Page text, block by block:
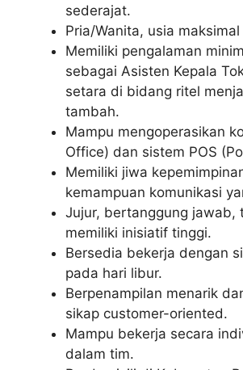
sederajat.
Pria/Wanita, usia
Memiliki pengalaman
sebagai Asisten Kepala
setara di bidang ritel
tambah.
Mampu mengoperasikan
Office) dan sistem POS
Memiliki jiwa
kemampuan komunikasi
Jujur, bertanggung jawab,
memiliki inisiatif tinggi.
Bersedia bekerja dengan
pada hari libur.
Berpenampilan menarik
sikap customer-oriented.
Mampu bekerja secara
dalam tim.